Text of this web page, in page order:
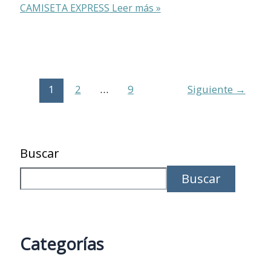
CAMISETA EXPRESS Leer más »
1 2 … 9 Siguiente →
Buscar
Buscar
Categorías